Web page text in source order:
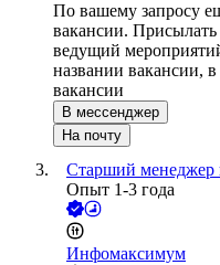
По вашему запросу
вакансии. Присылать
ведущий
названии вакансии,
вакансии
В мессенджер
На почту
Старший менеджер
Опыт 1-3 года
Инфомаксимум